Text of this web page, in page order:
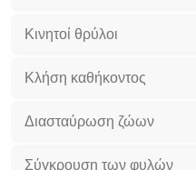
Κινητοί θρύλοι
Κλήση καθήκοντος
Διασταύρωση ζώων
Σύγκρουση των φυλών